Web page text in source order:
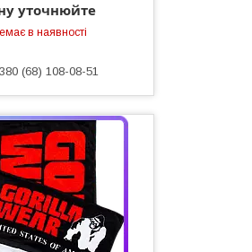
уточнюйте
в наявності
(68) 108-08-51